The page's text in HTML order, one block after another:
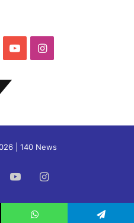
YouTubeInstagram
| 140 News
YouTubeInstagram